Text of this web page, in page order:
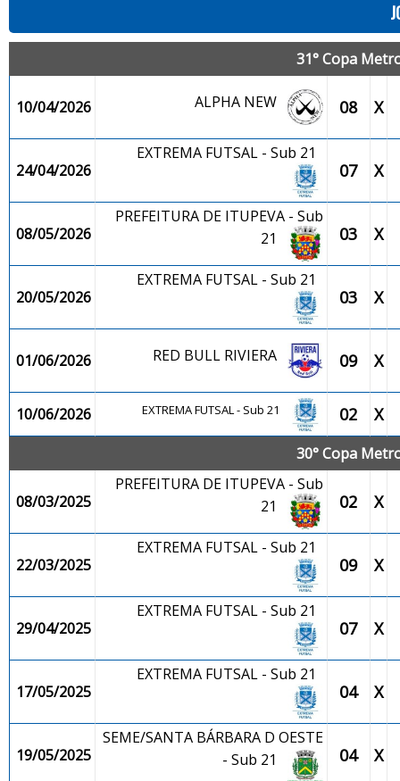
31° Copa
10/04/2026 ALPHA NEW 08 X
24/04/2026
EXTREMA FUTSAL - Sub 21
07 X
08/05/2026
PREFEITURA DE ITUPEVA - Sub
21
03 X
20/05/2026
EXTREMA FUTSAL - Sub 21
03 X
01/06/2026 RED BULL RIVIERA 09 X
10/06/2026 EXTREMA FUTSAL - Sub 21 02 X
30° Copa
08/03/2025
PREFEITURA DE ITUPEVA - Sub
21
02 X
22/03/2025
EXTREMA FUTSAL - Sub 21
09 X
29/04/2025
EXTREMA FUTSAL - Sub 21
07 X
17/05/2025
EXTREMA FUTSAL - Sub 21
04 X
19/05/2025
SEME/SANTA BÁRBARA D OESTE
- Sub 21
04 X